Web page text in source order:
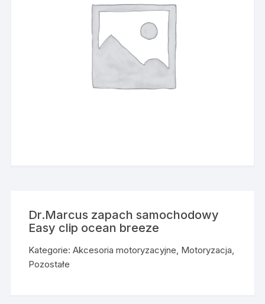
Dr.Marcus zapach samochodowy
Easy clip ocean breeze
Kategorie:Akcesoria motoryzacyjne Motoryzacja
Pozostałe